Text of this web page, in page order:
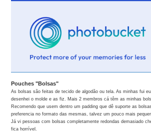
Pouches "Bolsas"
As bolsas são feitas de tecido de algodão ou tela. As minhas fui
desenhei o molde e as fiz. Mais 2 membros cá têm as minhas
Recomendo que usem dentro um padding que dê suporte as
preferencia no formato das mesmas, talvez um pouco mais
Já vi pessoas com bolsas completamente redondas demasiado
fica horrível.